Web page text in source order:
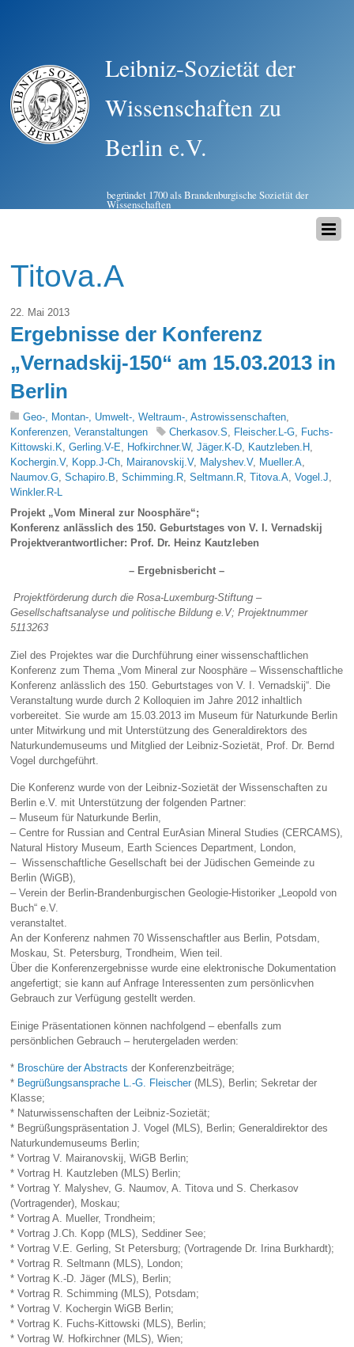
Leibniz-Sozietät der
Wissenschaften zu
Berlin e.V.
begründet 1700 als Brandenburgische Sozietät der
Wissenschaften
Titova.A
22. Mai 2013
Ergebnisse der Konferenz
„Vernadskij-150“ am 15.03.2013 in
Berlin
Geo-, Montan-, Umwelt-, Weltraum-, Astrowissenschaften,
Konferenzen,Veranstaltungen Cherkasov.S, Fleischer.L-G, Fuchs-
Kittowski.K,Gerling.V-E, Hofkirchner.W,Jäger.K-D, Kautzleben.H ,
Kochergin.V, Kopp.J-Ch, Mairanovskij.V, Malyshev.V, Mueller.A,
Naumov.G,Schapiro.B,Schimming.R,Seltmann.R,Titova.A,Vogel.J,
Winkler.R-L
Projekt „Vom Mineral zur Noosphäre“;
Konferenz anlässlich des 150. Geburtstages von V. I. Vernadskij
Projektverantwortlicher: Prof. Dr. Heinz Kautzleben
– Ergebnisbericht –
Projektförderung durch die Rosa-Luxemburg-Stiftung –
Gesellschaftsanalyse und politische Bildung e.V; Projektnummer
5113263
Ziel des Projektes war die Durchführung einer wissenschaftlichen
Konferenz zum Thema „Vom Mineral zur Noosphäre – Wissenschaftliche
Konferenz anlässlich des 150. Geburtstages von V. I. Vernadskij“. Die
Veranstaltung wurde durch 2 Kolloquien im Jahre 2012 inhaltlich
vorbereitet. Sie wurde am 15.03.2013 im Museum für Naturkunde Berlin
unter Mitwirkung und mit Unterstützung des Generaldirektors des
Naturkundemuseums und Mitglied der Leibniz-Sozietät, Prof. Dr. Bernd
Vogel durchgeführt.
Die Konferenz wurde von der Leibniz-Sozietät der Wissenschaften zu
Berlin e.V. mit Unterstützung der folgenden Partner:
– Museum für Naturkunde Berlin,
– Centre for Russian and Central EurAsian Mineral Studies (CERCAMS),
Natural History Museum, Earth Sciences Department, London,
– Wissenschaftliche Gesellschaft bei der Jüdischen Gemeinde zu
Berlin (WiGB),
– Verein der Berlin-Brandenburgischen Geologie-Historiker „Leopold von
Buch“ e.V.
veranstaltet.
An der Konferenz nahmen 70 Wissenschaftler aus Berlin, Potsdam,
Moskau, St. Petersburg, Trondheim, Wien teil.
Über die Konferenzergebnisse wurde eine elektronische Dokumentation
angefertigt; sie kann auf Anfrage Interessenten zum persönlicvhen
Gebrauch zur Verfügung gestellt werden.
Einige Präsentationen können nachfolgend – ebenfalls zum
persönblichen Gebrauch – herutergeladen werden:
* Broschüre der Abstractsder Konferenzbeiträge;
* Begrüßungsansprache L.-G. Fleischer(MLS), Berlin; Sekretar der
Klasse;
* Naturwissenschaften der Leibniz-Sozietät;
* Begrüßungspräsentation J. Vogel (MLS), Berlin; Generaldirektor des
Naturkundemuseums Berlin;
* Vortrag V. Mairanovskij, WiGB Berlin;
* Vortrag H. Kautzleben (MLS) Berlin;
* Vortrag Y. Malyshev, G. Naumov, A. Titova und S. Cherkasov
(Vortragender), Moskau;
* Vortrag A. Mueller, Trondheim;
* Vortrag J.Ch. Kopp (MLS), Seddiner See;
* Vortrag V.E. Gerling, St Petersburg; (Vortragende Dr. Irina Burkhardt);
* Vortrag R. Seltmann (MLS), London;
* Vortrag K.-D. Jäger (MLS), Berlin;
* Vortrag R. Schimming (MLS), Potsdam;
* Vortrag V. Kochergin WiGB Berlin;
* Vortrag K. Fuchs-Kittowski (MLS), Berlin;
* Vortrag W. Hofkirchner (MLS), Wien;